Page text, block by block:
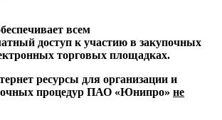
всем
доступ к участию в закупочных
торговых площадках.
ресурсы для организации и
процедур ПАО «Юнипро» не